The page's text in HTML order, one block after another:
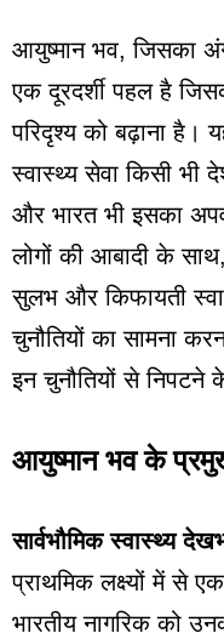
आयुष्मान भव, जिसका
एक दूरदर्शी पहल है
परिदृश्य को बढ़ाना है।
स्वास्थ्य सेवा किसी भी
और भारत भी इसका
लोगों की आबादी के
सुलभ और किफायती
चुनौतियों का सामना
इन चुनौतियों से निपटने
आयुष्मान भव के
सार्वभौमिक स्वास्थ्य
प्राथमिक लक्ष्यों में से
भारतीय नागरिक को